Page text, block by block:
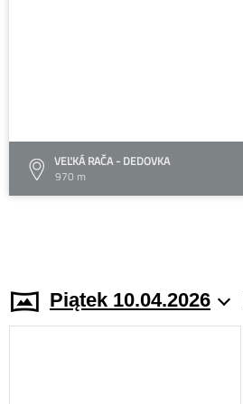
VEĽKÁ RAČA - DEDOVKA
970 m
Piątek 10.04.2026